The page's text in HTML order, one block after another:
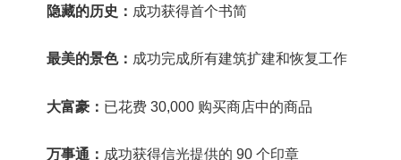
隐藏的历史： 成功获得首个书简
最美的景色： 成功完成所有建筑扩建和恢复工作
大富豪： 已花费 30,000 购买商店中的商品
万事通： 成功获得信光提供的 90 个印章